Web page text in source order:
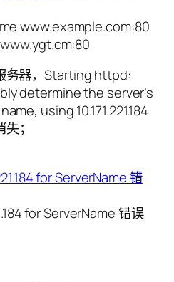
www.example.com:80
务器，Starting httpd:
determine the server’s
using 10.171.221.184
；
for ServerName 错误